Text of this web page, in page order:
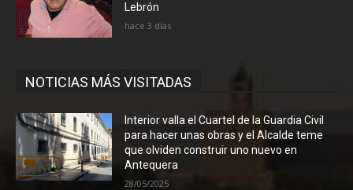
Lebrón
hace 3 días
NOTICIAS MÁS VISITADAS
Interior valla el Cuartel de la Guardia Civil
para hacer unas obras y el Alcalde teme
que olviden construir uno nuevo en
Antequera
28/05/2025